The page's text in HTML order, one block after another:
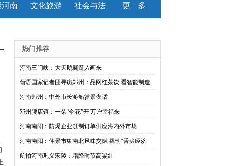
河南 文化旅游 社会与法 更 多
热门推荐
河南三门峡：大天鹅翩跹入画来
葡语国家记者团寻访郑州：品网红茶饮 看智能制造
河南郑州：中外市长游船赏景夜话
邓州腰店镇：一朵“伞花”开 万户幸福来
河南南阳：防爆企业赶制订单供应海内外市场
河南南阳：仲景市集南北风味交融 撬动“舌尖经济
航拍河南巩义宋陵：霜降时节高粱红